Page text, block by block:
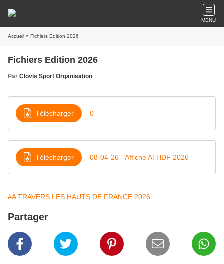
MENU
Accueil » Fichiers Edition 2026
Fichiers Edition 2026
Par Clovis Sport Organisation
Télécharger 0
Télécharger 08-04-26 - Affiche ATHDF 2026
#A TRAVERS LES HAUTS DE FRANCE 2026
Partager